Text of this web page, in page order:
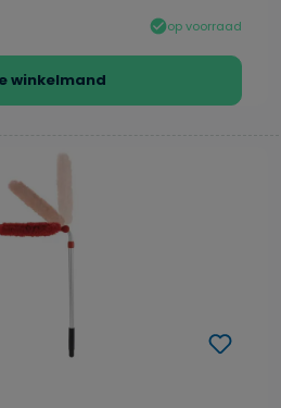
op voorraad
winkelmand